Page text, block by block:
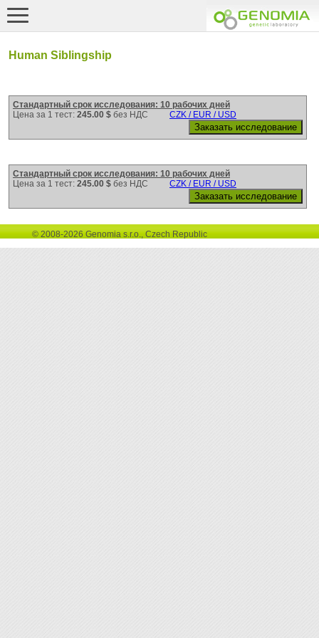
Human Siblingship
Стандартный срок исследования: 10 рабочих дней
Цена за 1 тест: 245.00 $ без НДС CZK / EUR / USD
Стандартный срок исследования: 10 рабочих дней
Цена за 1 тест: 245.00 $ без НДС CZK / EUR / USD
© 2008-2026 Genomia s.r.o., Czech Republic